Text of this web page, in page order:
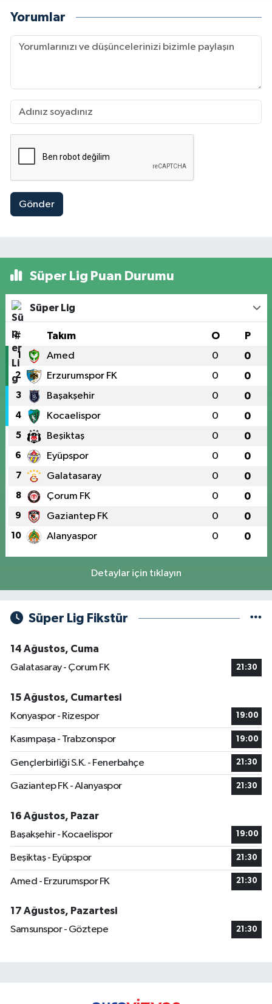
Yorumlar
Gönder
Süper Lig Puan Durumu
Süper Lig
# Takım O P
1 Amed 0 0
2 Erzurumspor FK 0 0
3 Başakşehir 0 0
4 Kocaelispor 0 0
5 Beşiktaş 0 0
6 Eyüpspor 0 0
7 Galatasaray 0 0
8 Çorum FK 0 0
9 Gaziantep FK 0 0
10 Alanyaspor 0 0
Detaylar için tıklayın
Süper Lig Fikstür
14 Ağustos, Cuma
Galatasaray - Çorum FK
21:30
15 Ağustos, Cumartesi
Konyaspor - Rizespor
19:00
Kasımpaşa - Trabzonspor 19:00
Gençlerbirliği S.K. - Fenerbahçe 21:30
Gaziantep FK - Alanyaspor 21:30
16 Ağustos, Pazar
Başakşehir - Kocaelispor
19:00
Beşiktaş - Eyüpspor 21:30
Amed - Erzurumspor FK 21:30
17 Ağustos, Pazartesi
Samsunspor - Göztepe
21:30